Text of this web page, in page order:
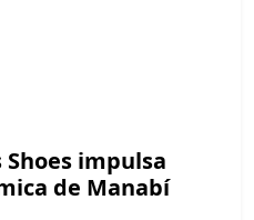
impulsa
de Manabí